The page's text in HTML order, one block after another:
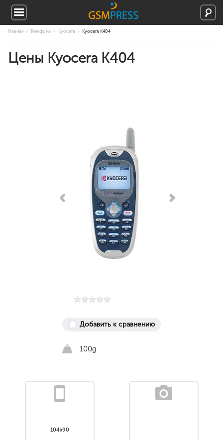
Главная Телефоны Kyocera Kyocera K404
Цены Kyocera K404
Добавить к сравнению
100g
104x90